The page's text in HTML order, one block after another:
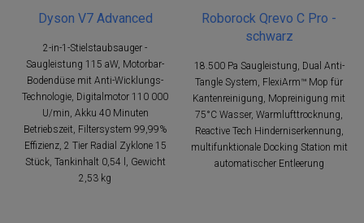
Dyson V7 Advanced
2-in-1-Stielstaubsauger -
Saugleistung 115 aW, Motorbar-
Bodendüse mit Anti-Wicklungs-
Technologie, Digitalmotor 110 000
U/min, Akku 40 Minuten
Betriebszeit, Filtersystem 99,99%
Effizienz, 2 Tier Radial Zyklone 15
Stück, Tankinhalt 0,54 l, Gewicht
2,53 kg
Roborock Qrevo C Pro -
schwarz
18.500 Pa Saugleistung, Dual Anti-
Tangle System, FlexiArm™ Mop für
Kantenreinigung, Mopreinigung mit
75°C Wasser, Warmlufttrocknung,
Reactive Tech Hinderniserkennung,
multifunktionale Docking Station mit
automatischer Entleerung